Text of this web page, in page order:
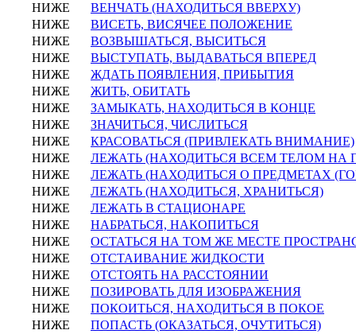
НИЖЕ
ВЕНЧАТЬ (НАХОДИТЬСЯ ВВЕРХУ)
НИЖЕ
ВИСЕТЬ, ВИСЯЧЕЕ ПОЛОЖЕНИЕ
НИЖЕ
ВОЗВЫШАТЬСЯ, ВЫСИТЬСЯ
НИЖЕ
ВЫСТУПАТЬ, ВЫДАВАТЬСЯ ВПЕРЕД
НИЖЕ
ЖДАТЬ ПОЯВЛЕНИЯ, ПРИБЫТИЯ
НИЖЕ
ЖИТЬ, ОБИТАТЬ
НИЖЕ
ЗАМЫКАТЬ, НАХОДИТЬСЯ В КОНЦЕ
НИЖЕ
ЗНАЧИТЬСЯ, ЧИСЛИТЬСЯ
НИЖЕ
КРАСОВАТЬСЯ (ПРИВЛЕКАТЬ ВНИМАНИЕ)
НИЖЕ
ЛЕЖАТЬ (НАХОДИТЬСЯ ВСЕМ ТЕЛОМ НА
НИЖЕ
ЛЕЖАТЬ (НАХОДИТЬСЯ О ПРЕДМЕТАХ
НИЖЕ
ЛЕЖАТЬ (НАХОДИТЬСЯ, ХРАНИТЬСЯ)
НИЖЕ
ЛЕЖАТЬ В СТАЦИОНАРЕ
НИЖЕ
НАБРАТЬСЯ, НАКОПИТЬСЯ
НИЖЕ
ОСТАТЬСЯ НА ТОМ ЖЕ МЕСТЕ
НИЖЕ
ОТСТАИВАНИЕ ЖИДКОСТИ
НИЖЕ
ОТСТОЯТЬ НА РАССТОЯНИИ
НИЖЕ
ПОЗИРОВАТЬ ДЛЯ ИЗОБРАЖЕНИЯ
НИЖЕ
ПОКОИТЬСЯ, НАХОДИТЬСЯ В ПОКОЕ
НИЖЕ
ПОПАСТЬ (ОКАЗАТЬСЯ, ОЧУТИТЬСЯ)